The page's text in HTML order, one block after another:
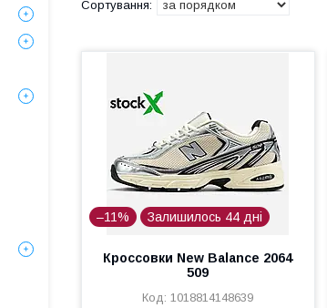
–11% Залишилось 44 дні
Кроссовки New Balance 2064
509
1018814148639